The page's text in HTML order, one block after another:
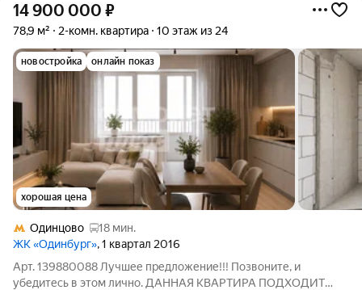
14 900 000 ₽
78,9 м² 2-комн. квартира 10 этаж из 24
новостройка онлайн показ
хорошая цена
Одинцово
18 мин.
ЖК «Одинбург», 1 квартал 2016
Арт. 139880088 Лучшее предложение!!! Позвоните, и
убедитесь в этом лично. ДАННАЯ КВАРТИРА ПОДХОДИТ